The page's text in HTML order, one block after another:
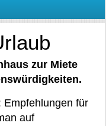
zur Miete
Empfehlungen für
auf